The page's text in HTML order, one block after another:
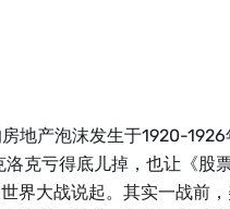
地产泡沫发生于1920-
洛克亏得底儿掉，也让《
界大战说起。其实一战前，